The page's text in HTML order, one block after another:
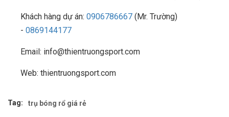
Khách hàng dự án: 0906786667 (Mr. Trường)
- 0869144177
Email: info@thientruongsport.com
Web: thientruongsport.com
Tag: trụ bóng rổ giá rẻ